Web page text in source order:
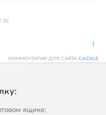
1
КОММЕНТАРИИ ДЛЯ САЙТА CACKLE
ящике: